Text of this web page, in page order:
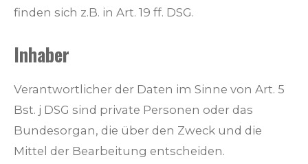
finden sich z.B. in Art. 19 ff. DSG.
Inhaber
Verantwortlicher der Daten im Sinne von Art. 5
Bst. j DSG sind private Personen oder das
Bundesorgan, die über den Zweck und die
Mittel der Bearbeitung entscheiden.